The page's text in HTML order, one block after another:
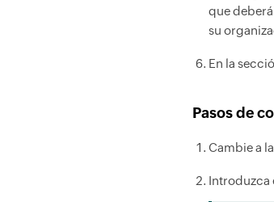
que
su
En la
Pasos de
Cambie a
Introduzca